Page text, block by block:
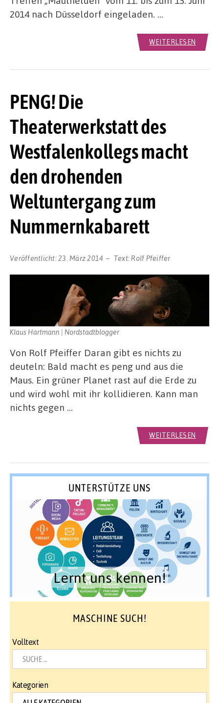
2014 nach Düsseldorf eingeladen. …
WEITERLESEN
PENG! Die
Theaterwerkstatt des
Westfalenkollegs macht
den drohenden
Weltuntergang zum
Nummernkabarett
Veröffentlicht:23. März 2014 Text:Rolf Pfeiffer
Klaus Hartmann | Nordstadtblogger
Von Rolf Pfeiffer Daran gibt es nichts zu
deuteln: Bald macht es peng und aus die
Maus. Ein grüner Planet rast auf die Erde zu
und wird wohl mit ihr kollidieren. Kann man
nichts gegen …
WEITERLESEN
UNTERSTÜTZE UNS
Lernt uns kennen!
MASCHINE SUCH!
Volltext
Kategorien